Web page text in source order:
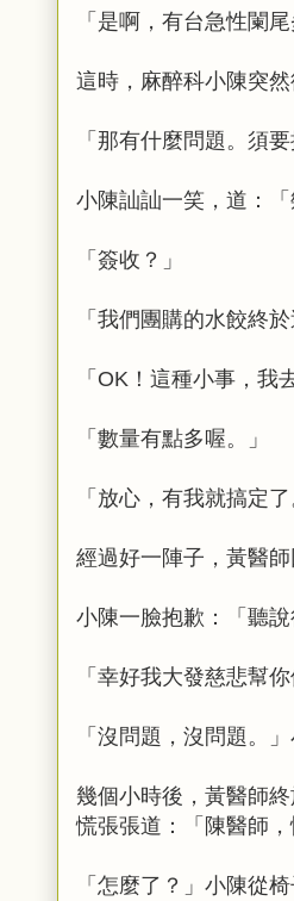
「是啊，有台急性闌
這時，麻醉科小陳突
「那有什麼問題。須
小陳訕訕一笑，道：
「簽收？」
「我們團購的水餃終
「OK！這種小事，我
「數量有點多喔。」
「放心，有我就搞定
經過好一陣子，黃醫
小陳一臉抱歉：「聽
「幸好我大發慈悲幫
「沒問題，沒問題。
幾個小時後，黃醫師
慌張張道：「陳醫師，
「怎麼了？」小陳從